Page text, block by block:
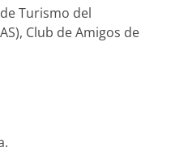
Turismo del
Club de Amigos de